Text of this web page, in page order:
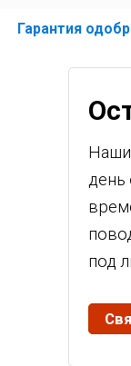
Гарантия
Наши
день
под